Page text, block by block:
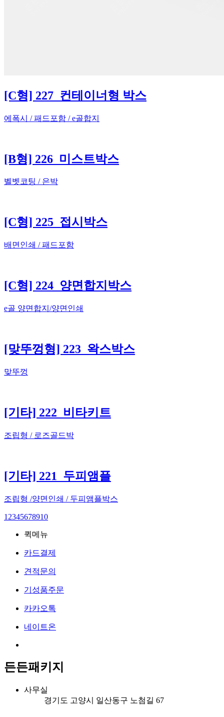
[C형] 227_컨테이너형 박스
에폭시 / 패드포함 / e골합지
[B형] 226_미스트박스
벨벳코팅 / 은박
[C형] 225_접시박스
배면인쇄 / 패드포함
[C형] 224_양면합지박스
e골 양면합지/양면인쇄
[맞뚜껑형] 223_왁스박스
맞뚜껑
[기타] 222_비타키트
조립형 / 로즈골드박
[기타] 221_두피앰플
조립형 /양면인쇄 / 두피앰플박스
1 2345678910
퀵메뉴
카드결제
견적문의
기성품주문
카카오톡
네이트온
든든패키지
사무실
경기도 고양시 일산동구 노첨길 67